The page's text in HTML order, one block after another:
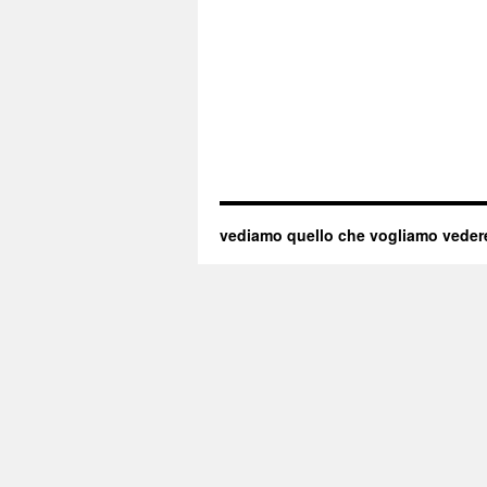
vediamo quello che vogliamo